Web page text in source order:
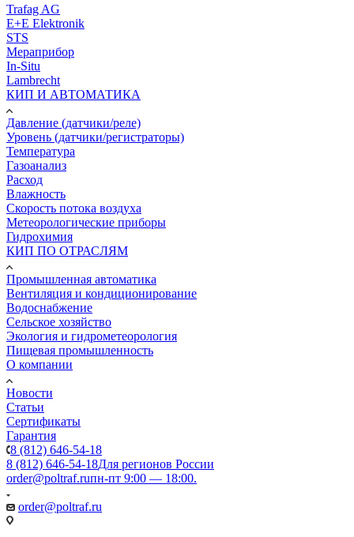
Trafag AG
E+E Elektronik
STS
Мераприбор
In-Situ
Lambrecht
КИП И АВТОМАТИКА
Давление (датчики/реле)
Уровень (датчики/регистраторы)
Температура
Газоанализ
Расход
Влажность
Скорость потока воздуха
Метеорологические приборы
Гидрохимия
КИП ПО ОТРАСЛЯМ
Промышленная автоматика
Вентиляция и кондиционирование
Водоснабжение
Сельское хозяйство
Экология и гидрометеорология
Пищевая промышленность
О компании
Новости
Статьи
Сертификаты
Гарантия
8 (812) 646-54-18
8 (812) 646-54-18Для регионов России
order@poltraf.ruпн-пт 9:00 — 18:00.
order@poltraf.ru